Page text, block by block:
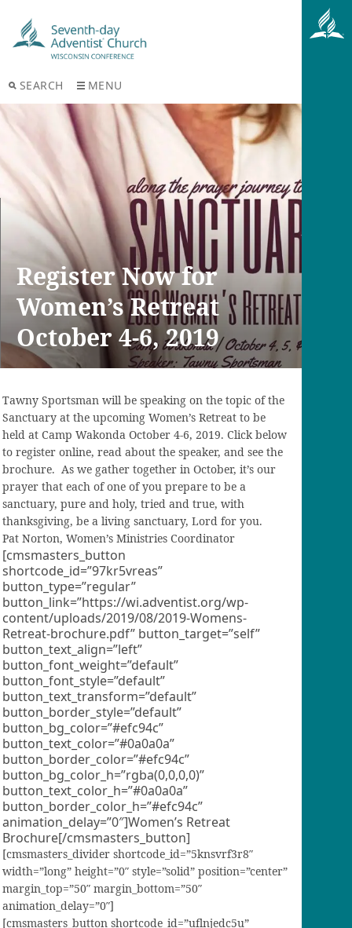
SEARCH MENU
Register Now for
Women’s Retreat
October 4-6, 2019
Tawny Sportsman will be speaking on the topic of the
Sanctuary at the upcoming Women’s Retreat to be
held at Camp Wakonda October 4-6, 2019. Click below
to register online, read about the speaker, and see the
brochure. As we gather together in October, it’s our
prayer that each of one of you prepare to be a
sanctuary, pure and holy, tried and true, with
thanksgiving, be a living sanctuary, Lord for you.
Pat Norton, Women’s Ministries Coordinator
[cmsmasters_button
shortcode_id=”97kr5vreas”
button_type=”regular”
button_link=”https://wi.adventist.org/wp-
content/uploads/2019/08/2019-Womens-
Retreat-brochure.pdf” button_target=”self”
button_text_align=”left”
button_font_weight=”default”
button_font_style=”default”
button_text_transform=”default”
button_border_style=”default”
button_bg_color=”#efc94c”
button_text_color=”#0a0a0a”
button_border_color=”#efc94c”
button_bg_color_h=”rgba(0,0,0,0)”
button_text_color_h=”#0a0a0a”
button_border_color_h=”#efc94c”
animation_delay=”0″]Women’s Retreat
Brochure[/cmsmasters_button]
[cmsmasters_divider shortcode_id=”5knsvrf3r8″
width=”long” height=”0″ style=”solid” position=”center”
margin_top=”50″ margin_bottom=”50″
animation_delay=”0″]
[cmsmasters_button shortcode_id=”uflnjedc5u”